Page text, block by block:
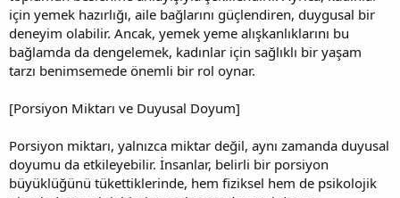
için yemek hazırlığı, aile bağlarını güçlendiren, duygusal bir
deneyim olabilir. Ancak, yemek yeme alışkanlıklarını bu
bağlamda da dengelemek, kadınlar için sağlıklı bir yaşam
tarzı benimsemede önemli bir rol oynar.
[Porsiyon Miktarı ve Duyusal Doyum]
Porsiyon miktarı, yalnızca miktar değil, aynı zamanda duyusal
doyumu da etkileyebilir. İnsanlar, belirli bir porsiyon
büyüklüğünü tükettiklerinde, hem fiziksel hem de psikolojik